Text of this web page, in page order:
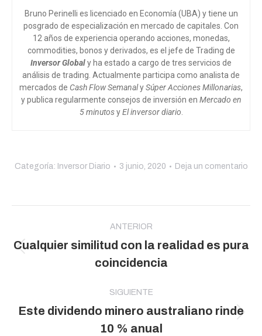
Bruno Perinelli es licenciado en Economía (UBA) y tiene un
posgrado de especialización en mercado de capitales. Con
12 años de experiencia operando acciones, monedas,
commodities, bonos y derivados, es el jefe de Trading de
Inversor Globaly ha estado a cargo de tres servicios de
análisis de trading. Actualmente participa como analista de
mercados de Cash Flow SemanalySúper Acciones Millonarias,
y publica regularmente consejos de inversión en Mercado en
5 minutosyEl inversor diario.
Categoría: Inversor Diario 3 junio, 2020 Deja un comentario
publicaciones
ANTERIOR
Publicación
anterior:
Cualquier similitud con la realidad es pura
coincidencia
SIGUIENTE
Publicación
siguiente:
Este dividendo minero australiano rinde
10 % anual